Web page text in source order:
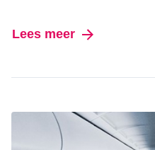
Lees meer over